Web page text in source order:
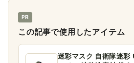
PR
この記事で使用したアイテム
迷彩マスク 自衛隊迷彩